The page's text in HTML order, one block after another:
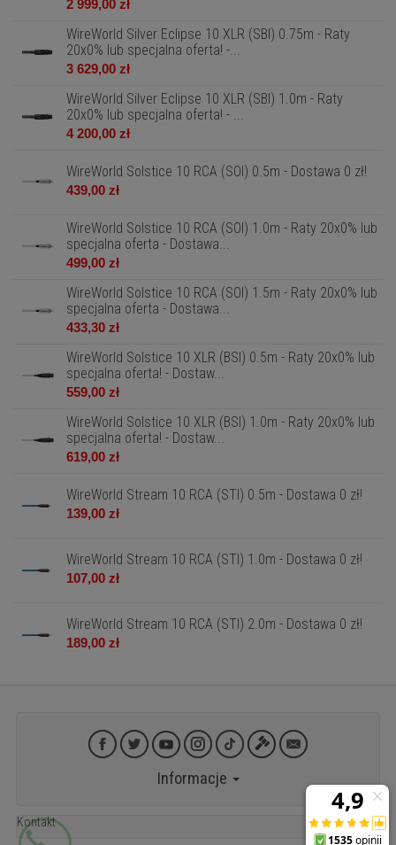
2 999,00 zł
WireWorld Silver Eclipse 10 XLR (SBI) 0.75m - Raty
20x0% lub specjalna oferta! -...
3 629,00 zł
WireWorld Silver Eclipse 10 XLR (SBI) 1.0m - Raty
20x0% lub specjalna oferta! - ...
4 200,00 zł
WireWorld Solstice 10 RCA (SOI) 0.5m - Dostawa 0 zł!
439,00 zł
WireWorld Solstice 10 RCA (SOI) 1.0m - Raty 20x0% lub
specjalna oferta - Dostawa...
499,00 zł
WireWorld Solstice 10 RCA (SOI) 1.5m - Raty 20x0% lub
specjalna oferta - Dostawa...
433,30 zł
WireWorld Solstice 10 XLR (BSI) 0.5m - Raty 20x0% lub
specjalna oferta! - Dostaw...
559,00 zł
WireWorld Solstice 10 XLR (BSI) 1.0m - Raty 20x0% lub
specjalna oferta! - Dostaw...
619,00 zł
WireWorld Stream 10 RCA (STI) 0.5m - Dostawa 0 zł!
139,00 zł
WireWorld Stream 10 RCA (STI) 1.0m - Dostawa 0 zł!
107,00 zł
WireWorld Stream 10 RCA (STI) 2.0m - Dostawa 0 zł!
189,00 zł
Informacje
Kontakt